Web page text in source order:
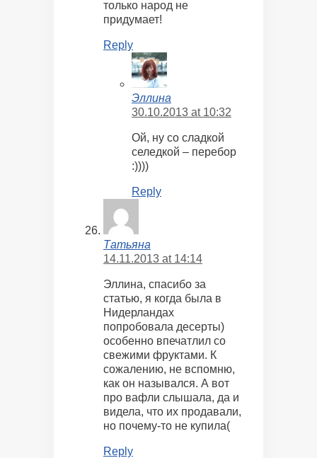
только народ не
придумает!
Reply
Эллина
30.10.2013 at 10:32
Ой, ну со сладкой
селедкой – перебор
:))))
Reply
Татьяна
14.11.2013 at 14:14
Эллина, спасибо за
статью, я когда была в
Нидерландах
попробовала десерты)
особенно впечатлил со
свежими фруктами. К
сожалению, не вспомню,
как он назывался. А вот
про вафли слышала, да и
видела, что их продавали,
но почему-то не купила(
Reply